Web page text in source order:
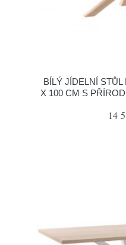
BÍLÝ JÍDELNÍ
X 100 CM S
14